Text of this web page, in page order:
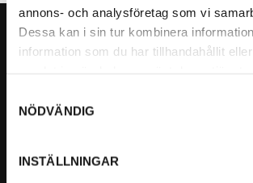
annons- och analysföretag som vi
Dessa kan i sin tur kombinera
information som du har tillhandahållit
NÖDVÄNDIG
INSTÄLLNINGAR
Org. nummer: 5566689278